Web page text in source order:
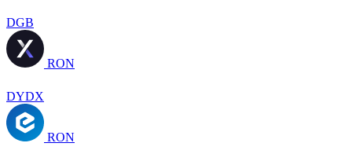
DGB
RON
DYDX
RON